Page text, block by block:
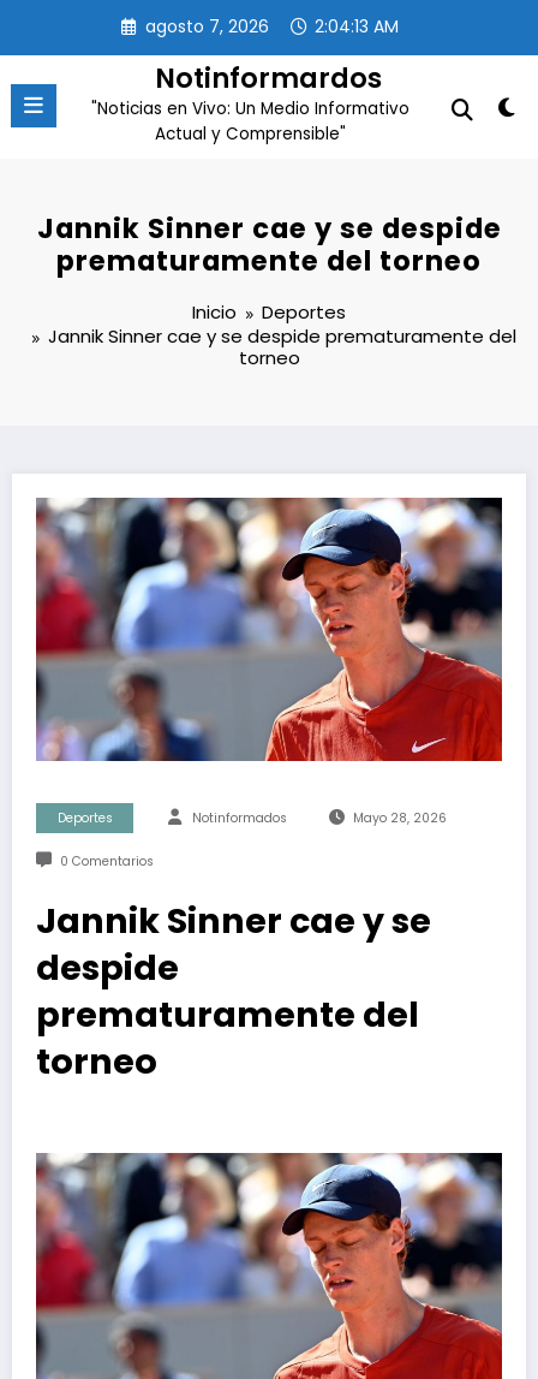
contenido
agosto 7, 2026 2:04:13 AM
Notinformardos
"Noticias en Vivo: Un Medio Informativo
Actual y Comprensible"
Jannik Sinner cae y se despide
prematuramente del torneo
Inicio
Deportes
Jannik Sinner cae y se despide prematuramente del
torneo
Deportes Notinformados Mayo 28, 2026
0 Comentarios
Jannik Sinner cae y se
despide
prematuramente del
torneo